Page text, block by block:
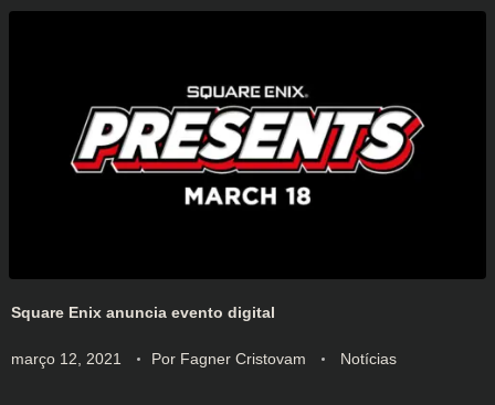
Square Enix anuncia evento digital
março 12, 2021 Por Fagner Cristovam Notícias